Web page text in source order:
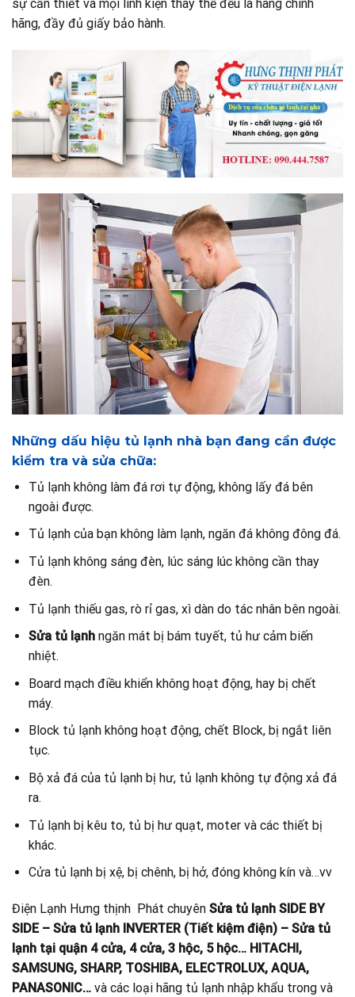
sự cần thiết và mọi linh kiện thay thế đều là hàng chính
hãng, đầy đủ giấy bảo hành.
Những dấu hiệu tủ lạnh nhà bạn đang cần được
kiểm tra và sửa chữa:
Tủ lạnh không làm đá rơi tự động, không lấy đá bên
ngoài được.
Tủ lạnh của bạn không làm lạnh, ngăn đá không đông đá.
Tủ lạnh không sáng đèn, lúc sáng lúc không cần thay
đèn.
Tủ lạnh thiếu gas, rò rỉ gas, xì dàn do tác nhân bên ngoài.
Sửa tủ lạnhngăn mát bị bám tuyết, tủ hư cảm biến
nhiệt.
Board mạch điều khiển không hoạt động, hay bị chết
máy.
Block tủ lạnh không hoạt động, chết Block, bị ngắt liên
tục.
Bộ xả đá của tủ lạnh bị hư, tủ lạnh không tự động xả đá
ra.
Tủ lạnh bị kêu to, tủ bị hư quạt, moter và các thiết bị
khác.
Cửa tủ lạnh bị xệ, bị chênh, bị hở, đóng không kín và…vv
Điện Lạnh Hưng thịnh Phát chuyên Sửa tủ lạnh SIDE BY
SIDE – Sửa tủ lạnh INVERTER (Tiết kiệm điện) – Sửa tủ
lạnh tại quận 4 cửa, 4 cửa, 3 hộc, 5 hộc… HITACHI,
SAMSUNG, SHARP, TOSHIBA, ELECTROLUX, AQUA,
PANASONIC… và các loại hãng tủ lạnh nhập khẩu trong và